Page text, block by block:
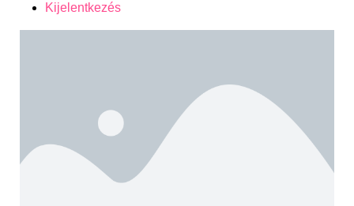
Kijelentkezés